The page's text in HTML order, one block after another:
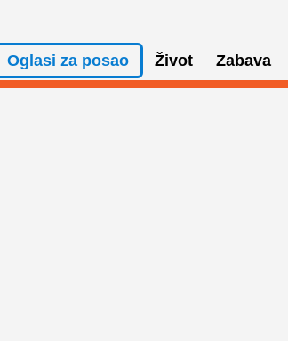
Oglasi za posao Život Zabava